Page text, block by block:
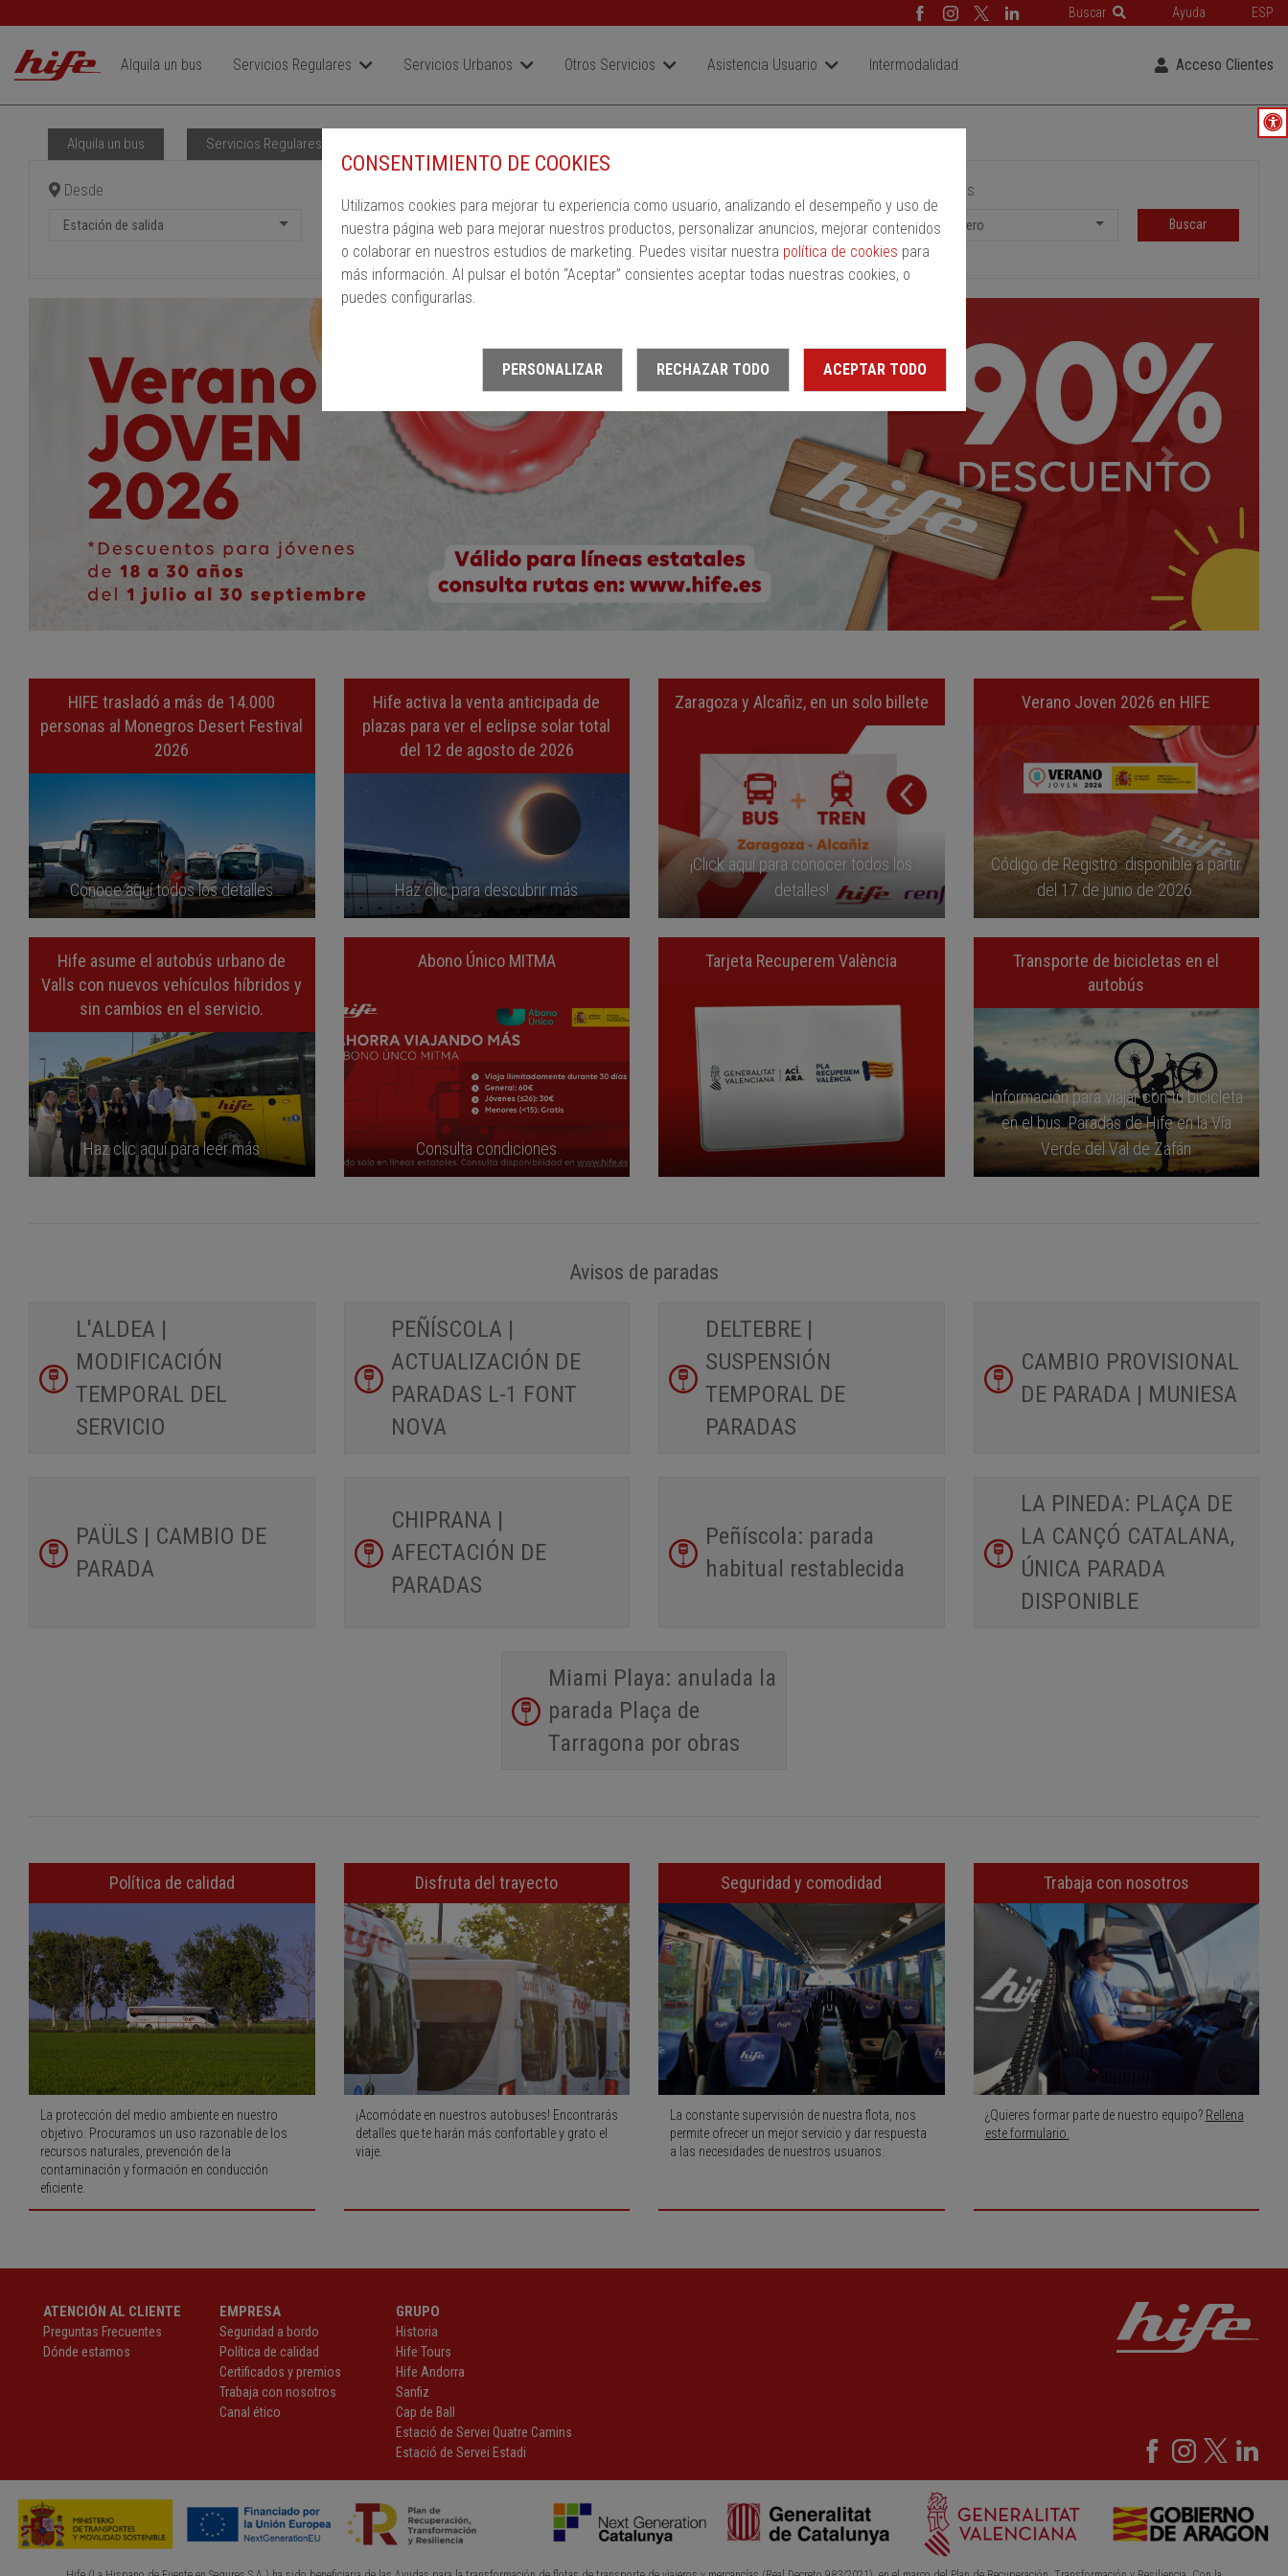
CONSENTIMIENTO DE COOKIES
Utilizamos cookies para mejorar tu experiencia como usuario, analizando el desempeño y uso de
nuestra página web para mejorar nuestros productos, personalizar anuncios, mejorar contenidos
o colaborar en nuestros estudios de marketing. Puedes visitar nuestra política de cookies para
más información. Al pulsar el botón “Aceptar” consientes aceptar todas nuestras cookies, o
puedes configurarlas.
PERSONALIZAR RECHAZAR TODO ACEPTAR TODO
Buscar Ayuda ESP
Alquila un bus Servicios Regulares Servicios Urbanos Otros Servicios Asistencia Usuario Intermodalidad Acceso Clientes
Alquila un bus Servicios Regulares
Desde
Estación de salida Estación de llegada
Pasajeros
1 Pasajero Buscar
HIFE trasladó a más de 14.000
personas al Monegros Desert Festival
2026
Conoce aquí todos los detalles
Hife activa la venta anticipada de
plazas para ver el eclipse solar total
del 12 de agosto de 2026
Haz clic para descubrir más
Zaragoza y Alcañiz, en un solo billete
¡Click aquí para conocer todos los
detalles!
Verano Joven 2026 en HIFE
Código de Registro disponible a partir
del 17 de junio de 2026.
Hife asume el autobús urbano de
Valls con nuevos vehículos híbridos y
sin cambios en el servicio.
Haz clic aquí para leer más
Abono Único MITMA
Consulta condiciones
Tarjeta Recuperem València
Transporte de bicicletas en el
autobús
Información para viajar con tu bicicleta
en el bus. Paradas de Hife en la Vía
Verde del Val de Zafán
Avisos de paradas
L'ALDEA |
MODIFICACIÓN
TEMPORAL DEL
SERVICIO
PEÑÍSCOLA |
ACTUALIZACIÓN DE
PARADAS L-1 FONT
NOVA
DELTEBRE |
SUSPENSIÓN
TEMPORAL DE
PARADAS
CAMBIO PROVISIONAL
DE PARADA | MUNIESA
PAÜLS | CAMBIO DE
PARADA
CHIPRANA |
AFECTACIÓN DE
PARADAS
Peñíscola: parada
habitual restablecida
LA PINEDA: PLAÇA DE
LA CANÇÓ CATALANA,
ÚNICA PARADA
DISPONIBLE
Miami Playa: anulada la
parada Plaça de
Tarragona por obras
Política de calidad
La protección del medio ambiente en nuestro
objetivo. Procuramos un uso razonable de los
recursos naturales, prevención de la
contaminación y formación en conducción
eficiente.
Disfruta del trayecto
¡Acomódate en nuestros autobuses! Encontrarás
detalles que te harán más confortable y grato el
viaje.
Seguridad y comodidad
La constante supervisión de nuestra flota, nos
permite ofrecer un mejor servicio y dar respuesta
a las necesidades de nuestros usuarios.
Trabaja con nosotros
¿Quieres formar parte de nuestro equipo? Rellena
este formulario.
ATENCIÓN AL CLIENTE
Preguntas Frecuentes
Dónde estamos
EMPRESA
Seguridad a bordo
Política de calidad
Certificados y premios
Trabaja con nosotros
Canal ético
GRUPO
Historia
Hife Tours
Hife Andorra
Sanfiz
Cap de Ball
Estació de Servei Quatre Camins
Estació de Servei Estadi